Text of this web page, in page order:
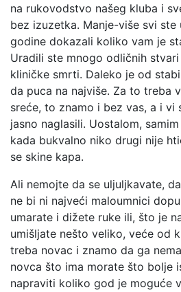
na rukovodstvo našeg kluba i
bez izuzetka. Manje-više svi ste
godine dokazali koliko vam je
Uradili ste mnogo odličnih
kliničke smrti. Daleko je od
da puca na najviše. Za to treba
sreće, to znamo i bez vas, a i
jasno naglasili. Uostalom,
kada bukvalno niko drugi nije
se skine kapa.
Ali nemojte da se uljuljkavate,
ne bi ni najveći maloumnici
umarate i dižete ruke ili, što je
umišljate nešto veliko, veće od
treba novac i znamo da ga
novca što ima morate što bolje
napraviti koliko god je moguće